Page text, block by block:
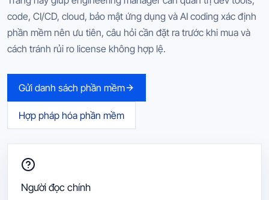
code, CI/CD, cloud, bảo mật ứng dụng và AI coding xác định
phần mềm nên ưu tiên, câu hỏi cần đặt ra trước khi mua và
cách tránh rủi ro license không hợp lệ.
Gửi danh sách phần mềm
Hợp pháp hóa phần mềm
Người đọc chính